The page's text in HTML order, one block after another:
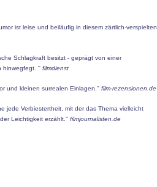
ist leise und beiläufig in diesem zärtlich-verspielten
Schlagkraft besitzt - geprägt von einer
hinwegfegt. '' filmdienst
und kleinen surrealen Einlagen.'' film-rezensionen.de
jede Verbiestertheit, mit der das Thema vielleicht
Leichtigkeit erzählt.'' filmjournalisten.de